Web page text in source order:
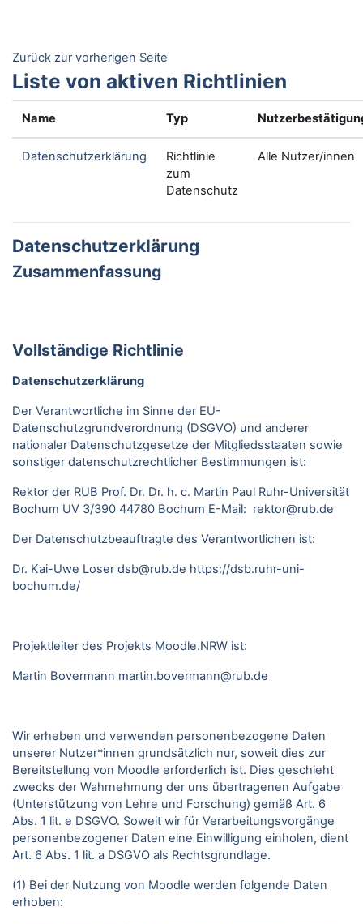
Zurück zur vorherigen Seite
Liste von aktiven Richtlinien
Name Typ
Datenschutzerklärung
Richtlinie
zum
Datenschutz
Alle Nutzer/innen
Datenschutzerklärung
Zusammenfassung
Vollständige Richtlinie
Datenschutzerklärung
Der Verantwortliche im Sinne der EU-
Datenschutzgrundverordnung (DSGVO) und anderer
nationaler Datenschutzgesetze der Mitgliedsstaaten sowie
sonstiger datenschutzrechtlicher Bestimmungen ist:
Rektor der RUB Prof. Dr. Dr. h. c. Martin Paul Ruhr-Universität
Bochum UV 3/390 44780 Bochum E-Mail: rektor@rub.de
Der Datenschutzbeauftragte des Verantwortlichen ist:
Dr. Kai-Uwe Loser dsb@rub.de https://dsb.ruhr-uni-
bochum.de/
Projektleiter des Projekts Moodle.NRW ist:
Martin Bovermann martin.bovermann@rub.de
Wir erheben und verwenden personenbezogene Daten
unserer Nutzer*innen grundsätzlich nur, soweit dies zur
Bereitstellung von Moodle erforderlich ist. Dies geschieht
zwecks der Wahrnehmung der uns übertragenen Aufgabe
(Unterstützung von Lehre und Forschung) gemäß Art. 6
Abs. 1 lit. e DSGVO. Soweit wir für Verarbeitungsvorgänge
personenbezogener Daten eine Einwilligung einholen, dient
Art. 6 Abs. 1 lit. a DSGVO als Rechtsgrundlage.
(1) Bei der Nutzung von Moodle werden folgende Daten
erhoben: